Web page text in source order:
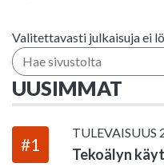
Valitettavasti julkaisuja ei
Hae sivustolta
UUSIMMAT
#1
TULEVAISUUS
Tekoälyn